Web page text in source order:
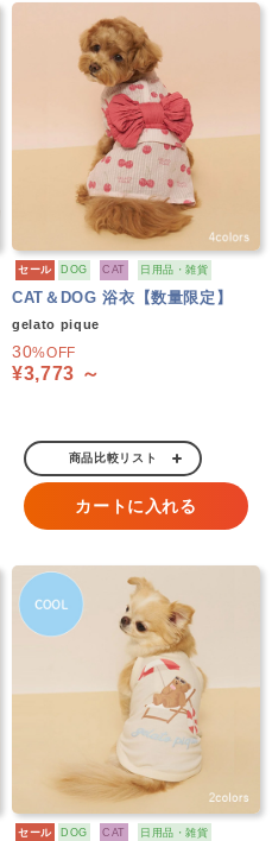
セール DOG CAT 日用品・雑貨
CAT＆DOG 浴衣【数量限定】
gelato pique
30%OFF
¥3,773 ～
商品比較リスト
カートに入れる
セール DOG CAT 日用品・雑貨